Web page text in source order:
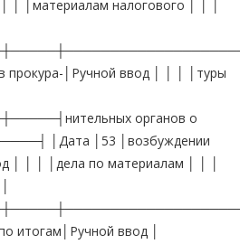
│ │материалам налогового │ │ │
прокура-│Ручной ввод │ │ │ │туры
органов о
│Дата │53 │возбуждении
│ │ │ │дела по материалам │ │ │
итогам│Ручной ввод │